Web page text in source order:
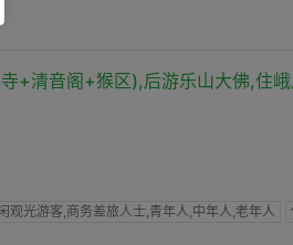
+清音阁+猴区),后游乐山大佛,住
观光游客,商务差旅人士,青年人,中年人,老年人